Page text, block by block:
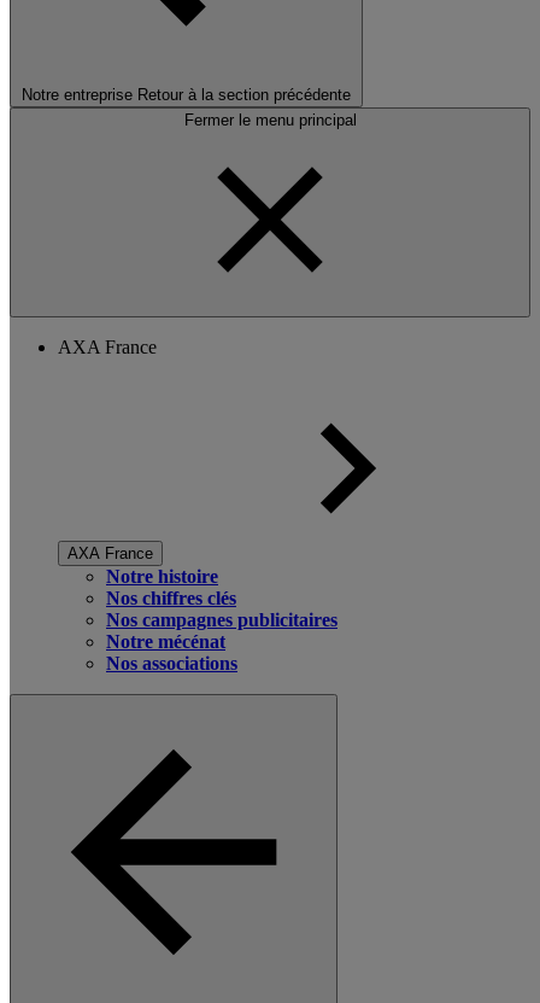
Notre entreprise Retour à la section précédente
Fermer le menu principal
AXA France
AXA France
Notre histoire
Nos chiffres clés
Nos campagnes publicitaires
Notre mécénat
Nos associations